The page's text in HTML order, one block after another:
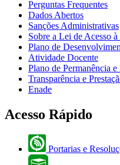
Perguntas Frequentes
Dados Abertos
Sanções Administrativas
Sobre a Lei de Acesso
Plano de
Atividade Docente
Plano de Permanência
Transparência e
Enade
Acesso Rápido
Portarias e